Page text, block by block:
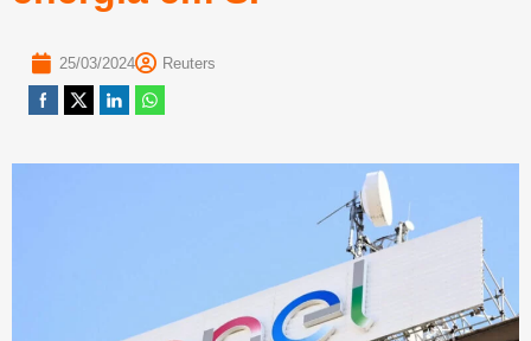
25/03/2024 Reuters